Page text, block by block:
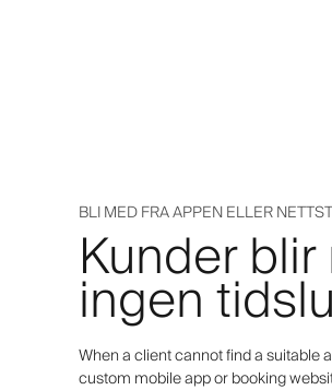
BLI MED FRA APPEN ELLER
Kunder
ingen
When a client cannot find a suitable
custom mobile app or booking